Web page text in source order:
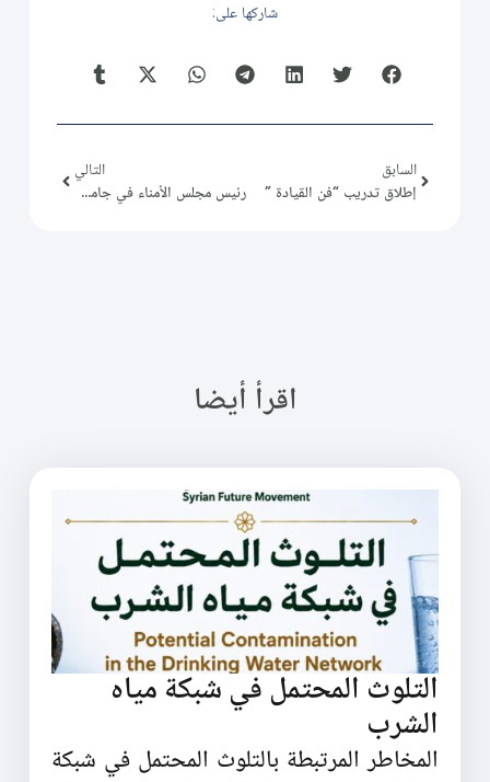
شاركها على:
السابق
إطلاق تدريب “فن القيادة ”
التالي
رئيس مجلس الأمناء في جامعة الزيتونة الدولية يزور مكتب التيار
اقرأ أيضا
التلوث المحتمل في شبكة مياه
الشرب
المخاطر المرتبطة بالتلوث المحتمل في شبكة